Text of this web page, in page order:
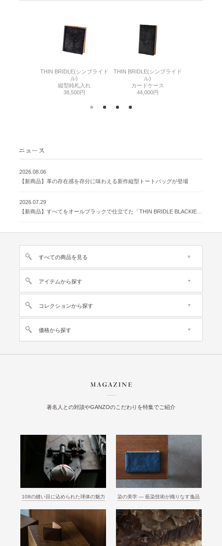
THIN BRIDLE(シンブライド
ル)
縦型純札入れ
38,500円
THIN BRIDLE(シンブライド
ル)
カードケース
44,000円
2026.08.06
【新商品】革の存在感を存分に味わえる新作縦型トートバッグが登場
2026.07.29
すべての商品を見る
アイテムから探す
コレクションから探す
価格から探す
著名人との対談やGANZOのこだわりを特集でご紹介
108の縫い目に込められた球体の魅力 染の美学 ― 藍染技術が織りなす逸品